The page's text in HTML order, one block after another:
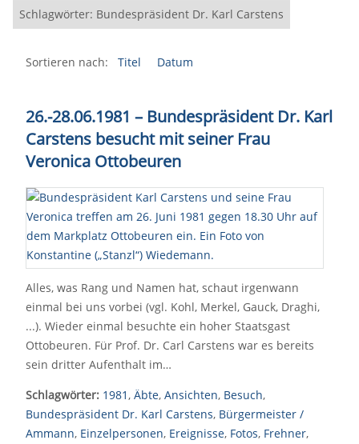
Schlagwörter: Bundespräsident Dr. Karl Carstens
Sortieren nach: Titel Datum
26.-28.06.1981 – Bundespräsident Dr. Karl
Carstens besucht mit seiner Frau
Veronica Ottobeuren
Alles, was Rang und Namen hat, schaut irgenwann
einmal bei uns vorbei (vgl. Kohl, Merkel, Gauck, Draghi,
...). Wieder einmal besuchte ein hoher Staatsgast
Ottobeuren. Für Prof. Dr. Carl Carstens war es bereits
sein dritter Aufenthalt im…
Schlagwörter: 1981, Äbte, Ansichten, Besuch,
Bundespräsident Dr. Karl Carstens, Bürgermeister /
Ammann, Einzelpersonen, Ereignisse, Fotos, Frehner,